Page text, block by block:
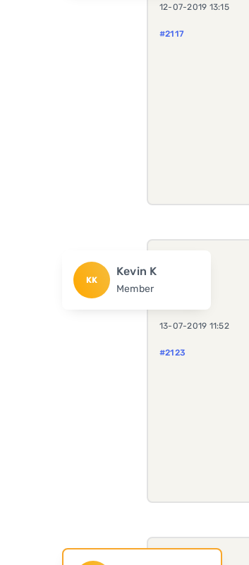
12-07-2019 13:15
#2117
KK
Kevin K
Member
13-07-2019 11:52
#2123